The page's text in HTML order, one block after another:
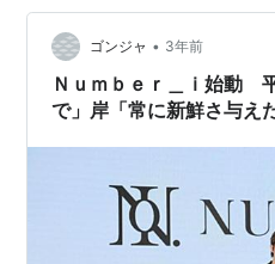
ジリ』とは、過去に金沢で
居合わせていて、 夢の世…
ゴンジャ • 3年前
Ｎｕｍｂｅｒ＿ｉ始動
で」岸「常に新鮮さ与え